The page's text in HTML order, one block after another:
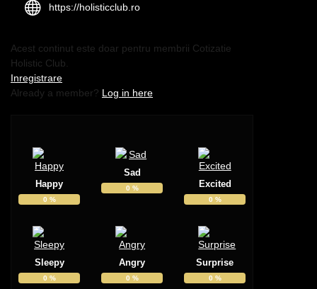
https://holisticclub.ro
Acest continut este doar pentru membrii Cotizatie
Holistic Club.
Inregistrare
Already a member? Log in here
Happy
0 %
Sad
0 % Excited
0 %
Sleepy
0 %
Angry
0 %
Surprise
0 %